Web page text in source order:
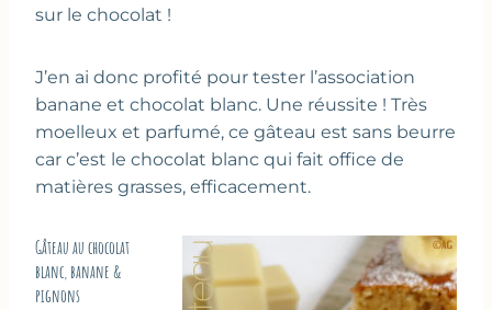
sur le chocolat !
J’en ai donc profité pour tester l’association
banane et chocolat blanc. Une réussite ! Très
moelleux et parfumé, ce gâteau est sans beurre
car c’est le chocolat blanc qui fait office de
matières grasses, efficacement.
Gâteau au chocolat
blanc, banane &
pignons